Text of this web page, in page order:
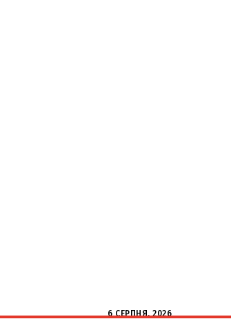
6 СЕРПНЯ, 2026